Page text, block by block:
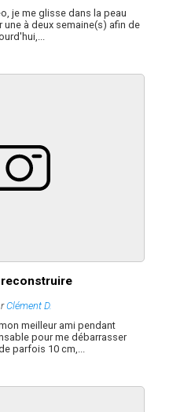
je me glisse dans la peau
à deux semaine(s) afin de
Clément D.
meilleur ami pendant
pour me débarrasser
parfois 10 cm,...